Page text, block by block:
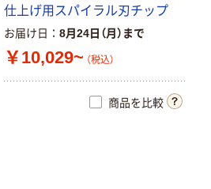
仕 上げ用 スパイ ラ ル刃チ ッ プ
お届け日 8月24日（月）まで
￥10,029~ （税込）
商品を比較